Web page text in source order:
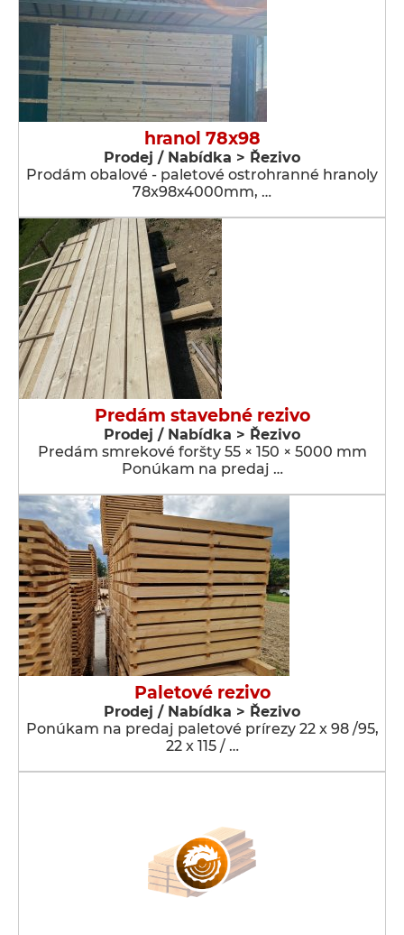
hranol 78x98
Prodej / Nabídka > Řezivo
Prodám obalové - paletové ostrohranné hranoly
78x98x4000mm, …
Predám stavebné rezivo
Prodej / Nabídka > Řezivo
Predám smrekové foršty 55 × 150 × 5000 mm
Ponúkam na predaj …
Paletové rezivo
Prodej / Nabídka > Řezivo
Ponúkam na predaj paletové prírezy 22 x 98 /95,
22 x 115 / …